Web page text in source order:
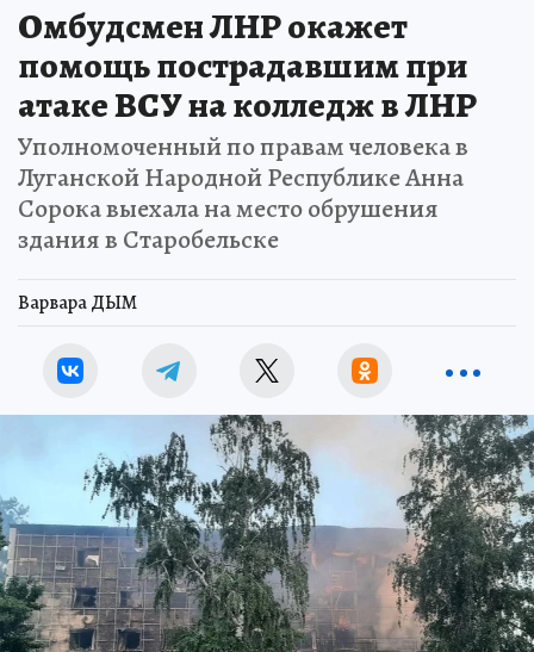
Омбудсмен ЛНР окажет
помощь пострадавшим при
атаке ВСУ на колледж в ЛНР
Уполномоченный по правам человека в
Луганской Народной Республике Анна
Сорока выехала на место обрушения
здания в Старобельске
Варвара ДЫМ